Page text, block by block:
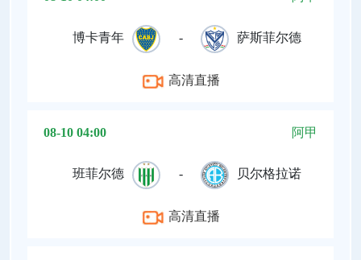
博卡青年 - 萨斯菲尔德
高清直播
08-10 04:00 阿甲
班菲尔德 - 贝尔格拉诺
高清直播